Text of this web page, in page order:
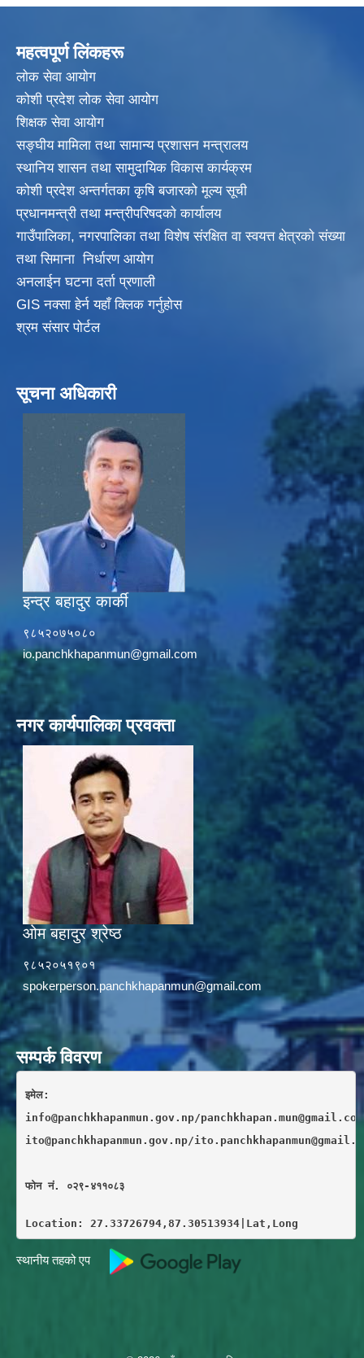
महत्वपूर्ण लिंकहरू
लाेक सेवा आयाेग
कोशी प्रदेश लोक सेवा आयोग
शिक्षक सेवा आयाेग
सङ्‍घीय मामिला तथा सामान्य प्रशासन मन्त्रालय
स्थानिय शासन तथा सामुदायिक विकास कार्यक्रम
कोशी प्रदेश अन्तर्गतका कृषि बजारको मूल्य सूची
प्रधानमन्त्री तथा मन्त्रीपरिषदकाे कार्यालय
गाउँपालिका, नगरपालिका तथा विशेष संरक्षित वा स्वयत्त क्षेत्रकाे संख्या
तथा सिमाना निर्धारण आयाेग
अनलाईन घटना दर्ता प्रणाली
GIS नक्सा हेर्न यहाँ क्लिक गर्नुहाेस
श्रम संसार पोर्टल
सूचना अधिकारी
इन्द्र बहादुर कार्की
९८५२०७५०८०
io.panchkhapanmun@gmail.com
नगर कार्यपालिका प्रवक्ता
ओम बहादुर श्रेष्ठ
९८५२०५१९०१
spokerperson.panchkhapanmun@gmail.com
सम्पर्क विवरण
इमेल:
info@panchkhapanmun.gov.np/
ito@panchkhapanmun.gov.np/
फाेन नं. ०२९-४११०८३
Location: 27.33726794,87.30513934|Lat,Long
स्थानीय तहको एप